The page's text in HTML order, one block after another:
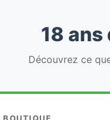
18
Découvrez ce